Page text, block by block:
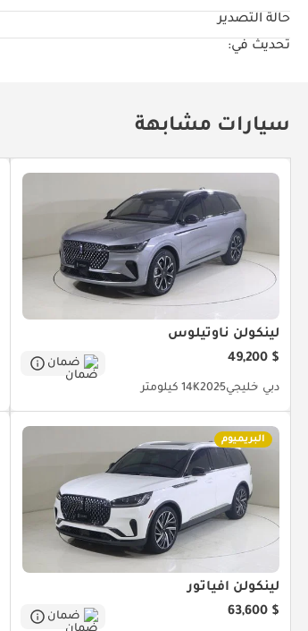
حالة التصدير
تحديث في:
سيارات مشابهة
لينكولن ناوتيلوس
$ 49,200
ضمان
دبي خليجي202514K كيلومتر
البريميوم
لينكولن أفياتور
$ 63,600
ضمان